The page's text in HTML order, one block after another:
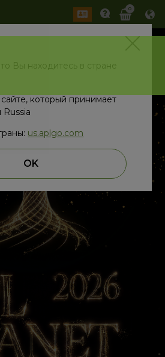
0
Вы находитесь в стране
который принимает
Russia
us.aplgo.com
OK